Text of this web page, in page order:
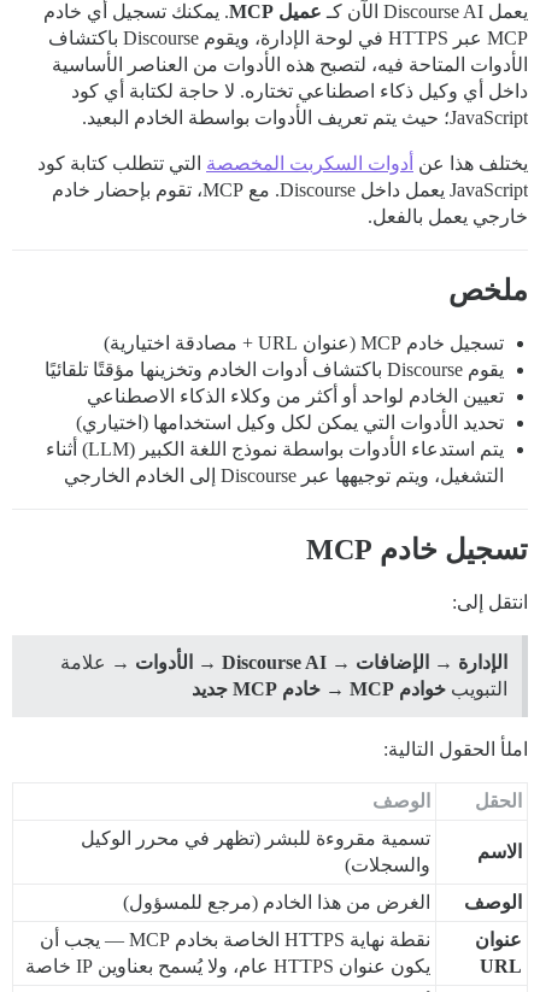
يعمل Discourse AI الآن كـ عميل MCP
. يمكنك تسجيل أي خادم
MCP عبر HTTPS في لوحة الإدارة، ويقوم Discourse باكتشاف
الأدوات المتاحة فيه، لتصبح هذه الأدوات من العناصر الأساسية
داخل أي وكيل ذكاء اصطناعي تختاره. لا حاجة لكتابة أي كود
JavaScript؛ حيث يتم تعريف الأدوات بواسطة الخادم البعيد.
يختلف هذا عن أدوات السكربت المخصصة التي تتطلب كتابة كود
JavaScript يعمل داخل Discourse. مع MCP، تقوم بإحضار خادم
خارجي يعمل بالفعل.
ملخص
تسجيل خادم MCP (عنوان URL + مصادقة اختيارية)
يقوم Discourse باكتشاف أدوات الخادم وتخزينها مؤقتًا تلقائيًا
تعيين الخادم لواحد أو أكثر من وكلاء الذكاء الاصطناعي
تحديد الأدوات التي يمكن لكل وكيل استخدامها (اختياري)
يتم استدعاء الأدوات بواسطة نموذج اللغة الكبير (LLM) أثناء
التشغيل، ويتم توجيهها عبر Discourse إلى الخادم الخارجي
تسجيل خادم MCP
انتقل إلى:
الإدارة → الإضافات → Discourse AI → الأدوات
→ علامة
التبويب خوادم MCP → خادم MCP جديد
املأ الحقول التالية:
الحقل الوصف
الاسم
تسمية مقروءة للبشر (تظهر في محرر الوكيل
والسجلات)
الوصف
الغرض من هذا الخادم (مرجع للمسؤول)
عنوان
URL
نقطة نهاية HTTPS الخاصة بخادم MCP — يجب أن
يكون عنوان HTTPS عام، ولا يُسمح بعناوين IP خاصة